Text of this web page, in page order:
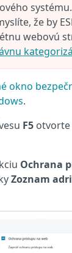
systému.
že by
webovú
okno
.
F5 otvorte
Ochrana
Zoznam